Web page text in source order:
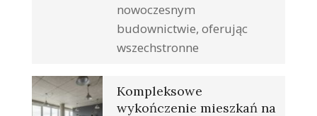
nowoczesnym
budownictwie, oferując
wszechstronne
Kompleksowe
wykończenie mieszkań na